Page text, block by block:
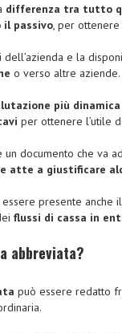
differenza tra tutto
passivo, per
e la
o verso altre aziende.
più dinamica
per ottenere l’utile
un documento che va
atte a giustificare
presente anche il
flussi di cassa in
abbreviata?
può essere redatto